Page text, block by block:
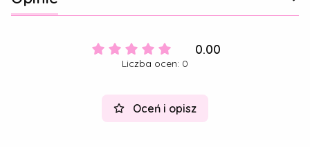
0.00
Liczba ocen: 0
Oceń i opisz